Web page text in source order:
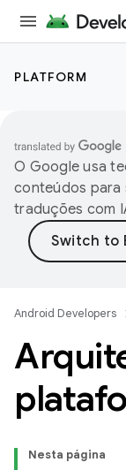
PLATFORM
O Google usa
conteúdos para
traduções com
Android Developers
Nesta página